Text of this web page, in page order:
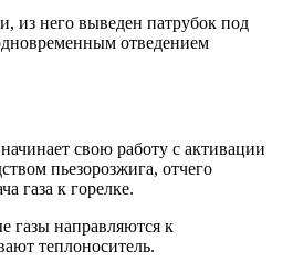
из него выведен патрубок под
отведением
свою работу с активации
пьезорозжига, отчего
газа к горелке.
газы направляются к
теплоноситель.